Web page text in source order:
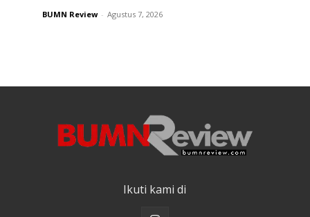
BUMN Review - Agustus 7, 2026
Ikuti kami di